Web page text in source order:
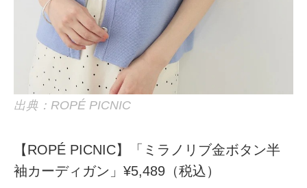
出典：ROPÉ PICNIC
【ROPÉ PICNIC】「ミラノリブ金ボタン半
袖カーディガン」¥5,489（税込）